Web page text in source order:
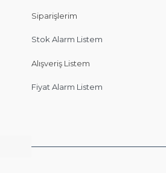
Siparişlerim
Stok Alarm Listem
Alışveriş Listem
Fiyat Alarm Listem